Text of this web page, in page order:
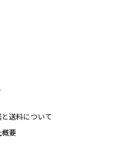
送料について
概要